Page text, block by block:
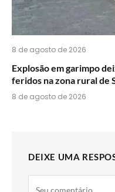
8 de agosto de 2026
Explosão em garimpo
feridos na zona rural de
8 de agosto de 2026
DEIXE UMA